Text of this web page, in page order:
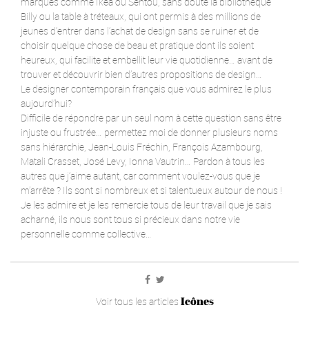
Billy ou la table à tréteaux, qui ont permis à des millions de
jeunes d’entrer dans l’achat de design sans se ruiner et de
choisir quelque chose de beau et pratique dont ils soient
heureux, qui facilite et embellit leur vie quotidienne… avant de
trouver et découvrir bien d’autres propositions de design…
Le designer contemporain français que vous admirez le plus
aujourd’hui?
Difficile de répondre par un seul nom à cette question sans être
injuste ou frustrée… permettez moi de donner plusieurs noms
sans hiérarchie, Jean-Louis Fréchin, François Azambourg,
Matali Crasset, José Levy, Ionna Vautrin… Pardon à tous les
autres que j’aime autant, car comment voulez-vous que je
m’arrête ? Ils sont si nombreux et si talentueux autour de nous !
Je les admire et je les remercie tous de leur travail que je sais
acharné, ils nous sont tous si précieux dans notre vie
personnelle comme collective…
Voir tous les articles Icônes